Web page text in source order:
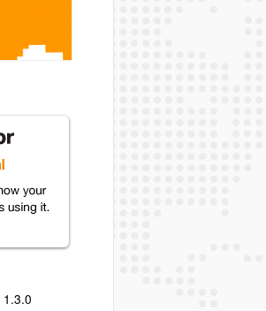
1.3.0